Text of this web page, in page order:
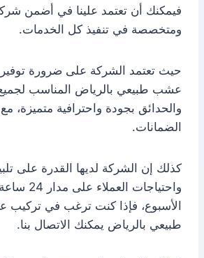
فيمكنك أن تعتمد علينا في أضمن
ومتخصصة في تنفيذ كل الخدمات.
حيث تعتمد الشركة على ضرورة
عشب طبيعي بالرياض المناسب لجميع
والحدائق بجودة واحترافية متميزة،
الضمانات.
كذلك إن الشركة لديها القدرة على
واحتياجات
الأسبوع، فإذا كنت ترغب في
طبيعي بالرياض يمكنك الاتصال بنا.